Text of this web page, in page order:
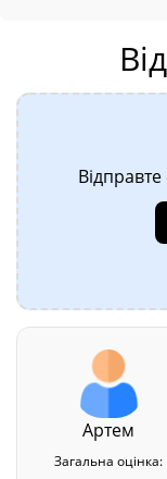
Артем
Загальна оцінка: